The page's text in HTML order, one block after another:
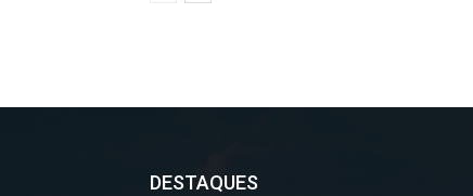
DESTAQUES